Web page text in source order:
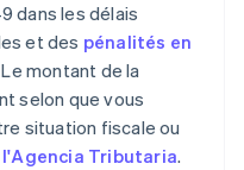
dans les délais
et des pénalités en
Le montant de la
selon que vous
situation fiscale ou
l'Agencia Tributaria.